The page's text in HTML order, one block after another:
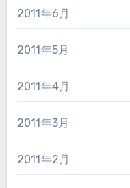
2011年6月
2011年5月
2011年4月
2011年3月
2011年2月